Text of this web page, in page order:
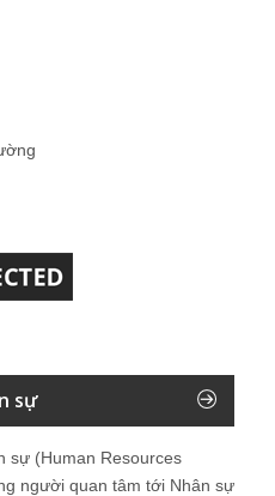
sự
sự (Human Resources
người quan tâm tới Nhân sự